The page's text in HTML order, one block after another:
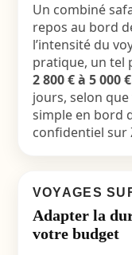
Un combiné
repos au bord
l’intensité du
pratique, un tel
2 800 € à 5 000
jours, selon
simple en bord
confidentiel sur
VOYAGES
Adapter la
votre budget